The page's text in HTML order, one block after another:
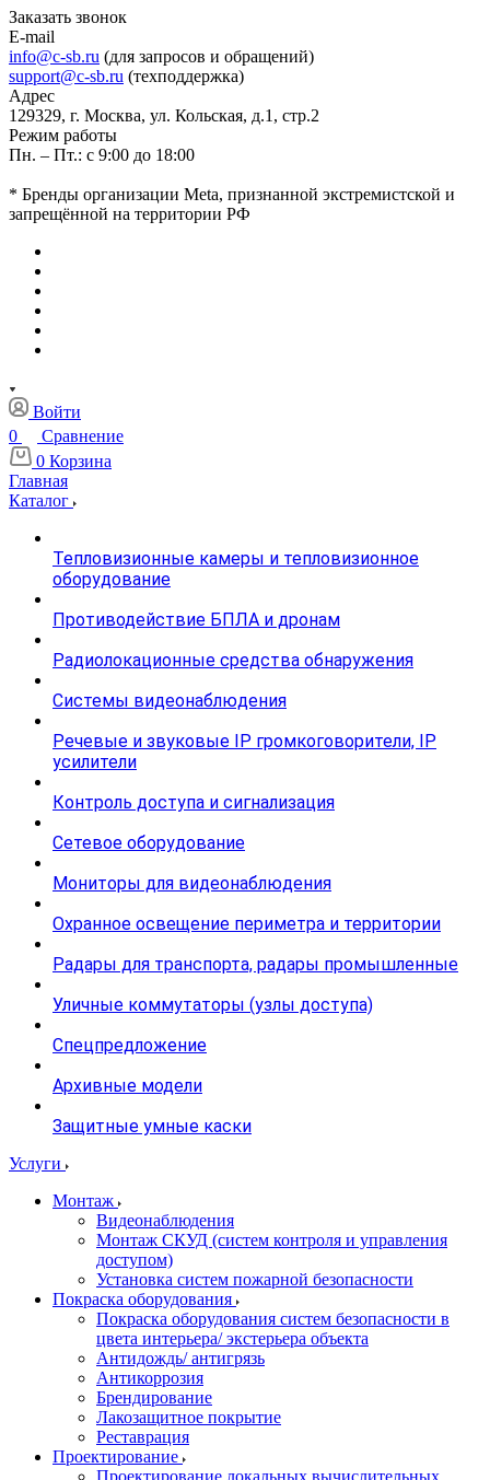
Заказать звонок
E-mail
info@c-sb.ru (для запросов и обращений)
support@c-sb.ru (техподдержка)
Адрес
129329, г. Москва, ул. Кольская, д.1, стр.2
Режим работы
Пн. – Пт.: с 9:00 до 18:00
* Бренды организации Meta, признанной экстремистской и
запрещённой на территории РФ
Войти
0
Сравнение
0 Корзина
Главная
Каталог
Тепловизионные камеры и тепловизионное
оборудование
Противодействие БПЛА и дронам
Радиолокационные средства обнаружения
Системы видеонаблюдения
Речевые и звуковые IP громкоговорители, IP
усилители
Контроль доступа и сигнализация
Сетевое оборудование
Мониторы для видеонаблюдения
Охранное освещение периметра и территории
Радары для транспорта, радары промышленные
Уличные коммутаторы (узлы доступа)
Спецпредложение
Архивные модели
Защитные умные каски
Услуги
Монтаж
Видеонаблюдения
Монтаж СКУД (систем контроля и управления
доступом)
Установка систем пожарной безопасности
Покраска оборудования
Покраска оборудования систем безопасности в
цвета интерьера/ экстерьера объекта
Антидождь/ антигрязь
Антикоррозия
Брендирование
Лакозащитное покрытие
Реставрация
Проектирование
Проектирование локальных вычислительных